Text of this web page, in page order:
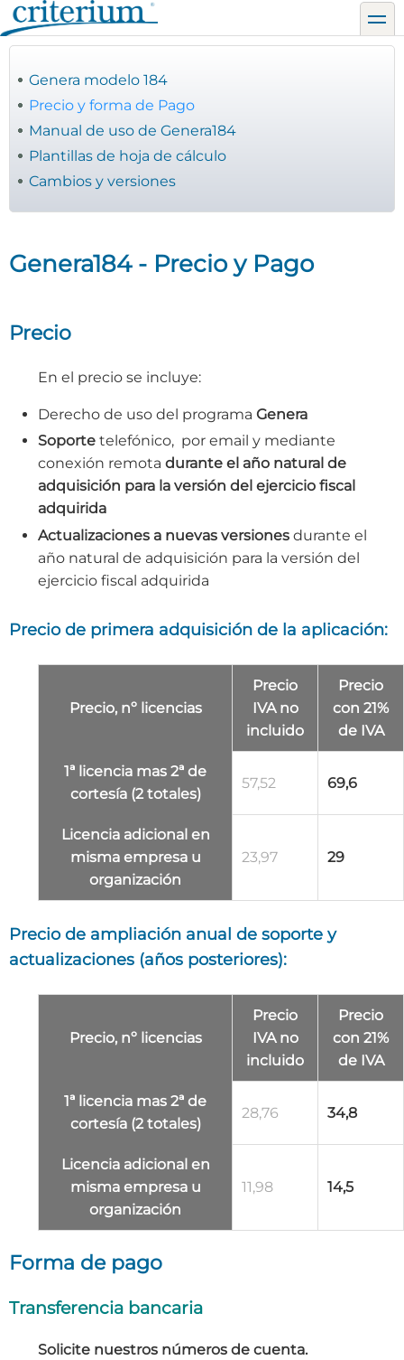
Pasar
al
principal
Genera modelo 184
Precio y forma de Pago
Manual de uso de Genera184
Plantillas de hoja de cálculo
Cambios y versiones
Genera184 - Precio y Pago
Precio
En el precio se incluye:
Derecho de uso del programa Genera
Soporte telefónico, por email y mediante
conexión remota durante el año natural de
adquisición para la versión del ejercicio fiscal
adquirida
Actualizaciones a nuevas versiones durante el
año natural de adquisición para la versión del
ejercicio fiscal adquirida
Precio de primera adquisición de la aplicación:
Precio, nº licencias
Precio
IVA no
incluido
Precio
con 21%
de IVA
1ª licencia mas 2ª de
cortesía (2 totales)
57,52 69,6
Licencia adicionalen
misma empresa u
organización
23,97 29
Precio de ampliación anual de soporte y
actualizaciones (años posteriores):
Precio, nº licencias
Precio
IVA no
incluido
Precio
con 21%
de IVA
1ª licencia mas 2ª de
cortesía (2 totales)
28,76 34,8
Licencia adicionalen
misma empresa u
organización
11,98 14,5
Forma de pago
Transferencia bancaria
Solicite nuestros números de cuenta.